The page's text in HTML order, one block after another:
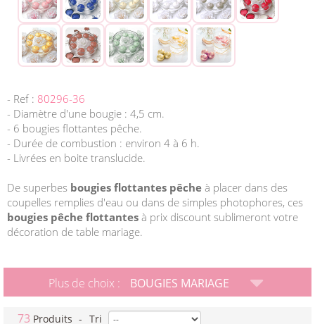
- Ref : 80296-36
- Diamètre d'une bougie : 4,5 cm.
- 6 bougies flottantes pêche.
- Durée de combustion : environ 4 à 6 h.
- Livrées en boite translucide.
De superbes bougies flottantes pêche à placer dans des
coupelles remplies d'eau ou dans de simples photophores, ces
bougies pêche flottantes à prix discount sublimeront votre
décoration de table mariage.
Plus de choix : BOUGIES MARIAGE
73 Produits - Tri